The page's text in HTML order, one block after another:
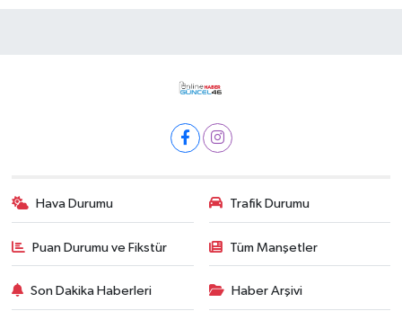
Hava Durumu Trafik Durumu
Puan Durumu ve Fikstür Tüm Manşetler
Son Dakika Haberleri Haber Arşivi